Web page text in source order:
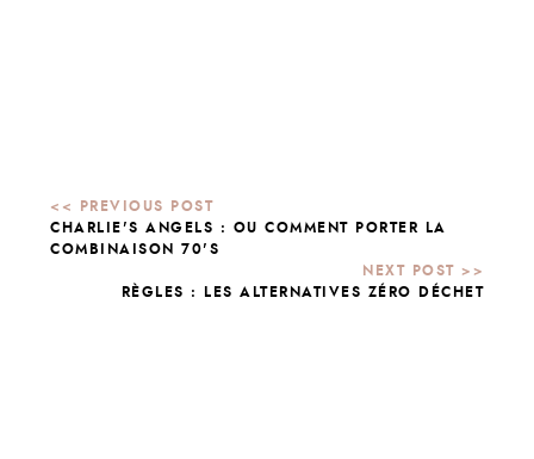
CHARLIE'S ANGELS : OU COMMENT PORTER LA
COMBINAISON 70'S
RÈGLES : LES ALTERNATIVES ZÉRO DÉCHET